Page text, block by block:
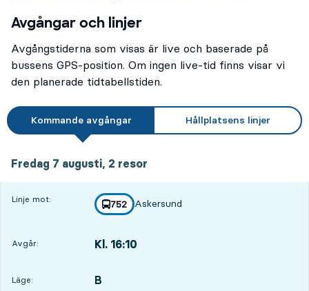
Avgångar och linjer
Avgångstiderna som visas är live och baserade på
bussens GPS-position. Om ingen live-tid finns visar vi
den planerade tidtabellstiden.
Kommande avgångar Hållplatsens linjer
Fredag 7 augusti, 2 resor
Linje mot: linje
752
mot
Askersund
,
Avgår: Kl. 16:10
Läge:
LÄGE, B
,